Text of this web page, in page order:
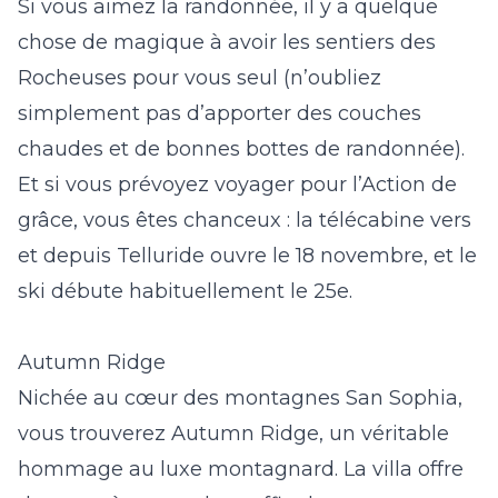
Si vous aimez la randonnée, il y a quelque
chose de magique à avoir les sentiers des
Rocheuses pour vous seul (n’oubliez
simplement pas d’apporter des couches
chaudes et de bonnes bottes de randonnée).
Et si vous prévoyez voyager pour l’Action de
grâce, vous êtes chanceux : la télécabine vers
et depuis Telluride ouvre le 18 novembre, et le
ski débute habituellement le 25e.
Autumn Ridge
Nichée au cœur des montagnes San Sophia,
vous trouverez Autumn Ridge, un véritable
hommage au luxe montagnard. La villa offre